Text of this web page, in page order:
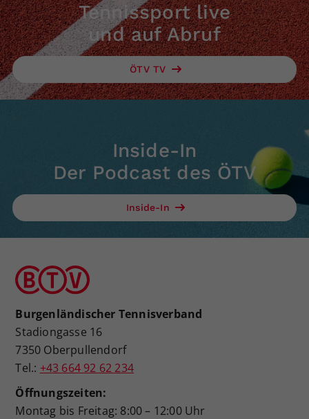
Tennissport live
und auf Abruf
ÖTV TV
Inside-In
Der Podcast des ÖTV
Inside-In
Burgenländischer Tennisverband
Stadiongasse 16
7350 Oberpullendorf
Tel.: +43 664 92 62 234
Öffnungszeiten:
Montag bis Freitag: 8:00 – 12:00 Uhr